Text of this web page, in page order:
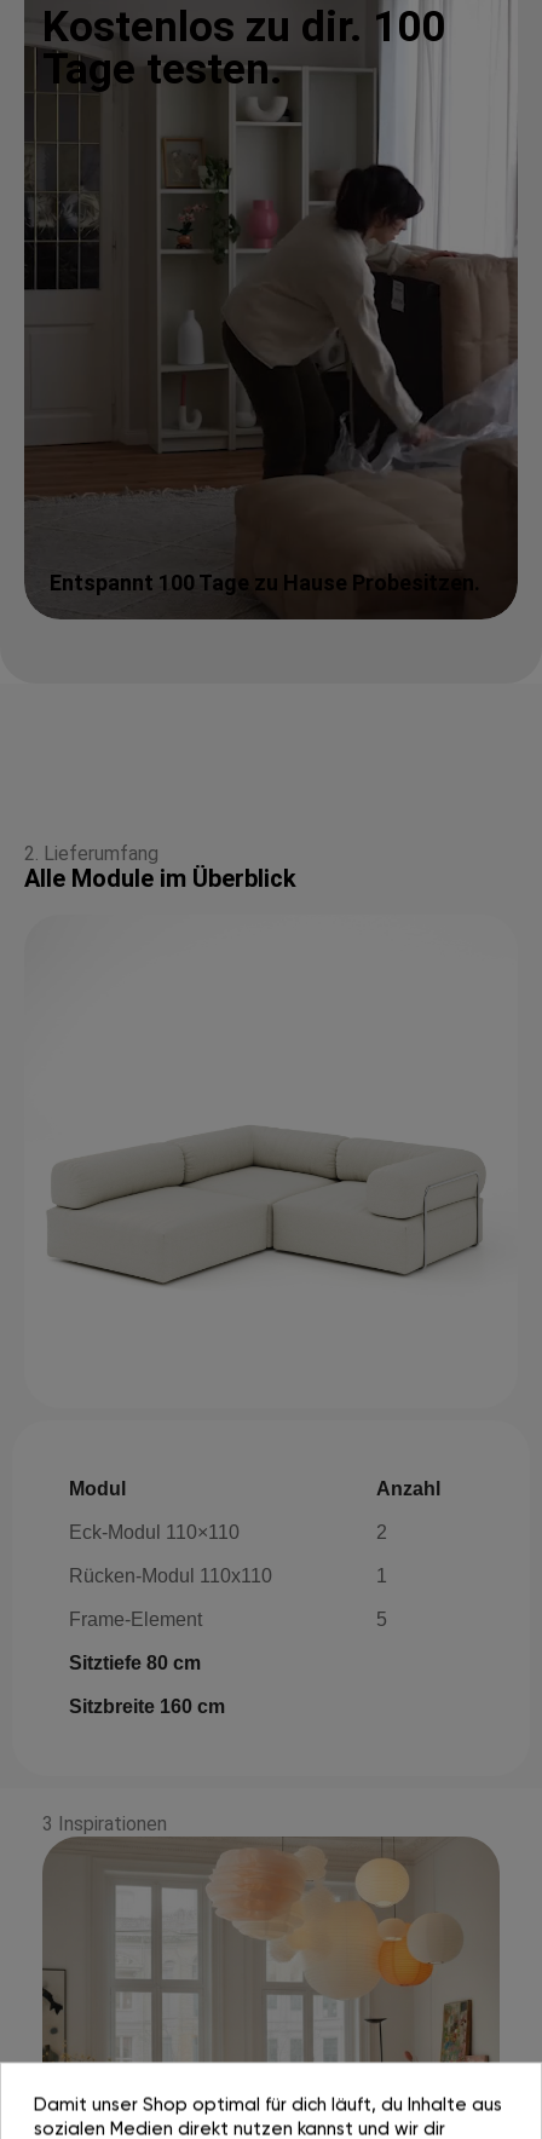
Kostenlos zu dir. 100
Tage testen.
Entspannt 100 Tage zu Hause Probesitzen.
2. Lieferumfang
Alle Module im Überblick
Modul Anzahl
Eck-Modul 110×110 2
Rücken-Modul 110x110 1
Frame-Element 5
Sitztiefe 80 cm
Sitzbreite 160 cm
3 Inspirationen
Damit unser Shop optimal für dich läuft, du Inhalte aus
sozialen Medien direkt nutzen kannst und wir dir